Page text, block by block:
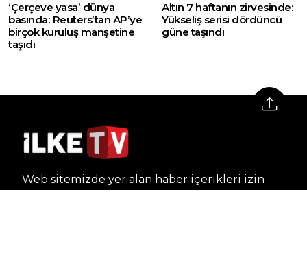
‘Çerçeve yasa’ dünya
basında: Reuters’tan AP’ye
birçok kuruluş manşetine
taşıdı
Altın 7 haftanın zirvesinde:
Yükseliş serisi dördüncü
güne taşındı
Web sitemizde yer alan haber içerikleri izin